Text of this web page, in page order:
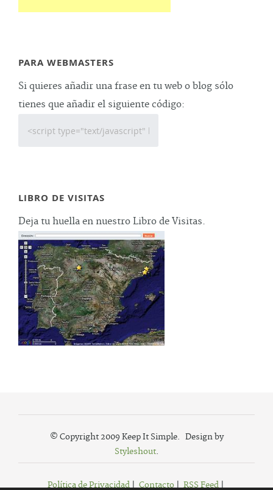
PARA WEBMASTERS
Si quieres añadir una frase en tu web o blog sólo
tienes que añadir el siguiente código:
LIBRO DE VISITAS
Deja tu huella en nuestro Libro de Visitas.
© Copyright 2009 Keep It Simple. Design by
Styleshout.
Política de Privacidad| Contacto| RSS Feed|